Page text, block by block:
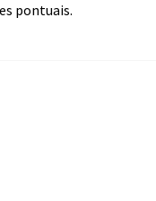
pontuais.